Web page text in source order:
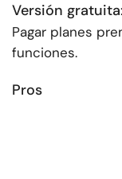
Versión gratuita
Pagar planes
funciones.
Pros